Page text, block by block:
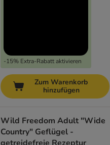
-15% Extra-Rabatt aktivieren
Zum Warenkorb
hinzufügen
Wild Freedom Adult "Wide
Country" Geflügel -